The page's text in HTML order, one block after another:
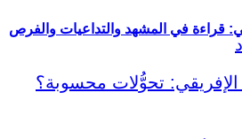
قراءة في المشهد والتداعيات والفرص